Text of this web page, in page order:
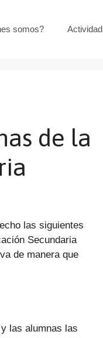
somos? Actividad
de la
las siguientes
Secundaria
de manera que
las alumnas las